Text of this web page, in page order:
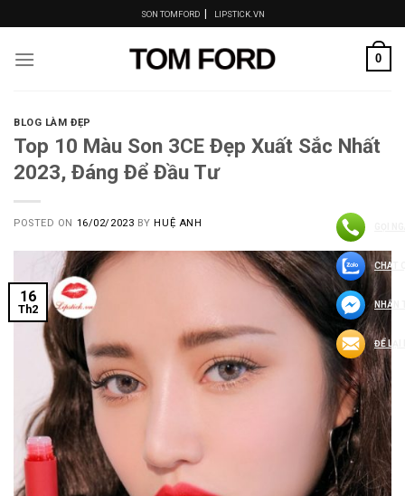
to
content
SON TOMFORD | LIPSTICK.VN
0
BLOG LÀM ĐẸP
Top 10 Màu Son 3CE Đẹp Xuất Sắc Nhất
2023, Đáng Để Đầu Tư
POSTED ON 16/02/2023 BYHUỆ ANH
16
Th2
CHAT
NHẮN
ĐỂ LẠI